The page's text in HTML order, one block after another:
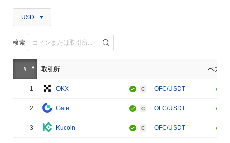
USD
検索
# 取引所 ペア
1 OKX C OFC/USDT
2 Gate C OFC/USDT
3 Kucoin C OFC/USDT